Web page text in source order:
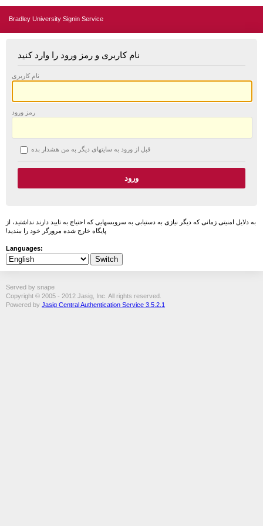
Bradley University Signin Service
نام کاربری و رمز ورود را وارد کنید
نام کاربری
رمز ورود
قبل از ورود به سایتهای دیگر به من هشدار بده
به دلایل امنیتی زمانی که دیگر نیازی به دستیابی به سرویسهایی که احتیاج به تایید دارند نداشتید، از
پایگاه خارج شده مرورگر خود را ببندید!
Languages:
Served by snape
Copyright © 2005 - 2012 Jasig, Inc. All rights reserved.
Powered by Jasig Central Authentication Service 3.5.2.1